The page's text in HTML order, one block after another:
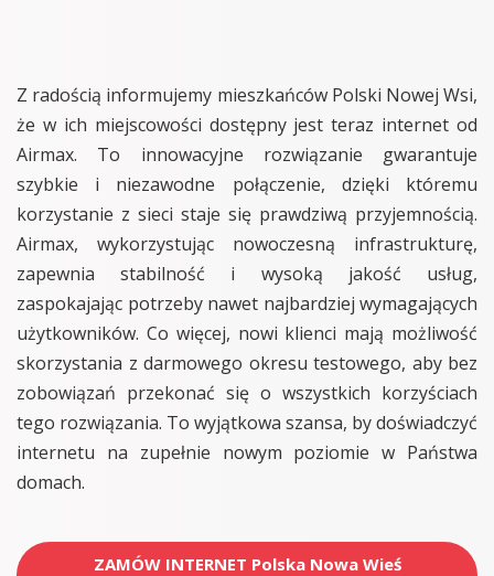
Z radością informujemy mieszkańców Polski Nowej Wsi,
że w ich miejscowości dostępny jest teraz internet od
Airmax. To innowacyjne rozwiązanie gwarantuje
szybkie i niezawodne połączenie, dzięki któremu
korzystanie z sieci staje się prawdziwą przyjemnością.
Airmax, wykorzystując nowoczesną infrastrukturę,
zapewnia stabilność i wysoką jakość usług,
zaspokajając potrzeby nawet najbardziej wymagających
użytkowników. Co więcej, nowi klienci mają możliwość
skorzystania z darmowego okresu testowego, aby bez
zobowiązań przekonać się o wszystkich korzyściach
tego rozwiązania. To wyjątkowa szansa, by doświadczyć
internetu na zupełnie nowym poziomie w Państwa
domach.
ZAMÓW INTERNET Polska Nowa Wieś